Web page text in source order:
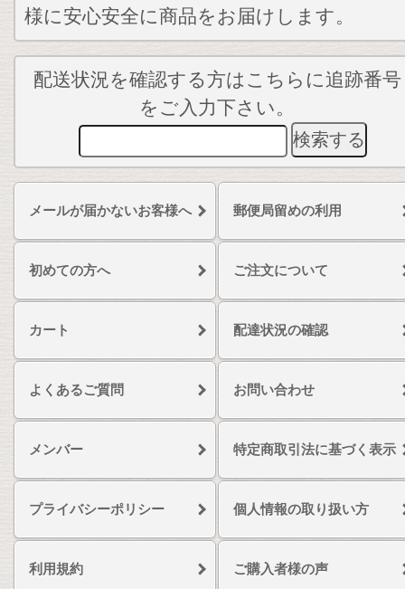
様に安心安全に商品をお届けします。
配送状況を確認する方はこちらに追跡番号
をご入力下さい。
メールが届かないお客様へ 郵便局留めの利用
初めての方へ ご注文について
カート 配達状況の確認
よくあるご質問 お問い合わせ
メンバー 特定商取引法に基づく表示
プライバシーポリシー 個人情報の取り扱い方
利用規約 ご購入者様の声